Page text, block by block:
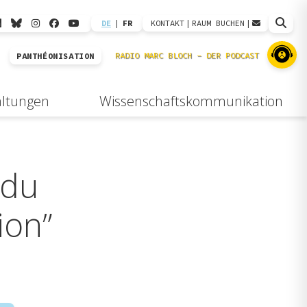
DE | FR KONTAKT | RAUM BUCHEN |
PANTHÉONISATION
Wissenschaftskommunikation